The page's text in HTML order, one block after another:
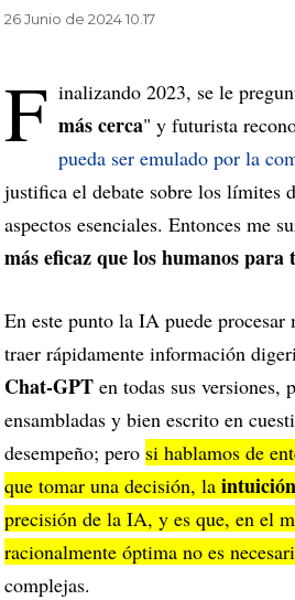
26 Junio de 2024 10.17
F inalizando 2023, se le
más cerca" y futurista
pueda ser emulado por la
justifica el debate sobre los límites
aspectos esenciales. Entonces me
más eficaz que los humanos para
En este punto la IA puede
traer rápidamente información
Chat-GPT en todas sus versiones,
ensambladas y bien escrito en
desempeño; pero si hablamos de
que tomar una decisión, la
precisión de la IA, y es que, en el
racionalmente óptima no es
complejas.